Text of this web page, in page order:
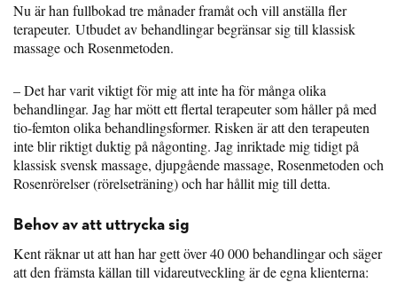
Nu är han fullbokad tre månader framåt och vill anställa fler
terapeuter. Utbudet av behandlingar begränsar sig till klassisk
massage och Rosenmetoden.
– Det har varit viktigt för mig att inte ha för många olika
behandlingar. Jag har mött ett flertal terapeuter som håller på med
tio-femton olika behandlingsformer. Risken är att den terapeuten
inte blir riktigt duktig på någonting. Jag inriktade mig tidigt på
klassisk svensk massage, djupgående massage, Rosenmetoden och
Rosenrörelser (rörelseträning) och har hållit mig till detta.
Behov av att uttrycka sig
Kent räknar ut att han har gett över 40 000 behandlingar och säger
att den främsta källan till vidareutveckling är de egna klienterna: